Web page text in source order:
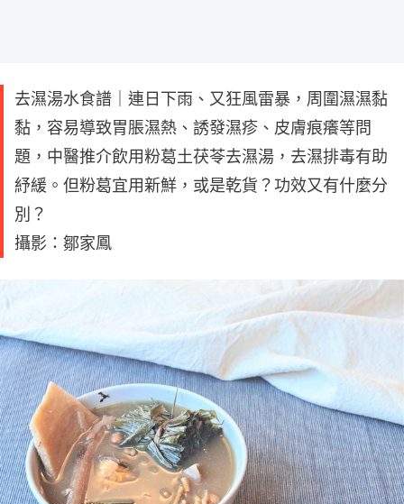
去濕湯水食譜｜連日下雨、又狂風雷暴，周圍濕濕黏
黏，容易導致胃脹濕熱、誘發濕疹、皮膚痕癢等問
題，中醫推介飲用粉葛土茯苓去濕湯，去濕排毒有助
紓緩。但粉葛宜用新鮮，或是乾貨？功效又有什麼分
別？
攝影：鄒家鳳